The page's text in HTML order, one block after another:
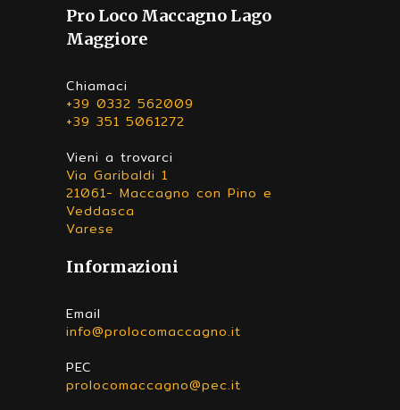
Pro Loco Maccagno Lago
Maggiore
Chiamaci
+39 0332 562009
+39 351 5061272
Vieni a trovarci
Via Garibaldi 1
21061- Maccagno con Pino e
Veddasca
Varese
Informazioni
Email
info@prolocomaccagno.it
PEC
prolocomaccagno@pec.it